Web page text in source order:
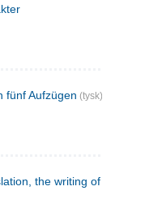
fünf Aufzügen (tysk)
the writing of the play,